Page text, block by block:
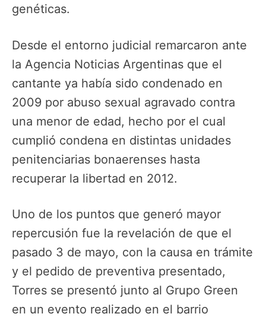
genéticas.
Desde el entorno judicial remarcaron ante
la Agencia Noticias Argentinas que el
cantante ya había sido condenado en
2009 por abuso sexual agravado contra
una menor de edad, hecho por el cual
cumplió condena en distintas unidades
penitenciarias bonaerenses hasta
recuperar la libertad en 2012.
Uno de los puntos que generó mayor
repercusión fue la revelación de que el
pasado 3 de mayo, con la causa en trámite
y el pedido de preventiva presentado,
Torres se presentó junto al Grupo Green
en un evento realizado en el barrio